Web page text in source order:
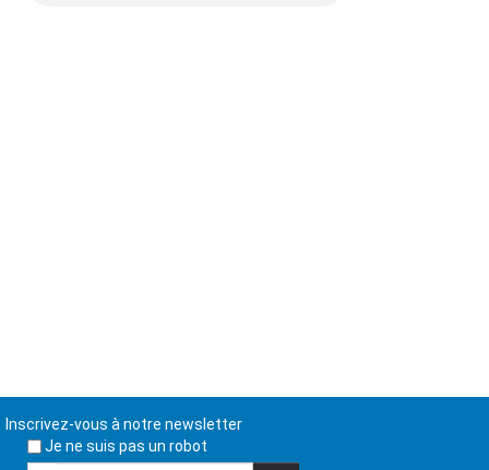
Inscrivez-vous à notre newsletter
Je ne suis pas un robot